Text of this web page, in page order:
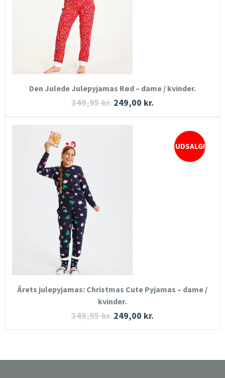
Den Julede Julepyjamas Rød – dame / kvinder.
349,95kr. 249,00 kr.
UDSALG!
Årets julepyjamas: Christmas Cute Pyjamas – dame /
kvinder.
349,95kr. 249,00 kr.